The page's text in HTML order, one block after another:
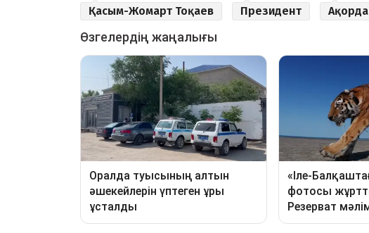
Қасым-Жомарт Тоқаев Президент Ақорда